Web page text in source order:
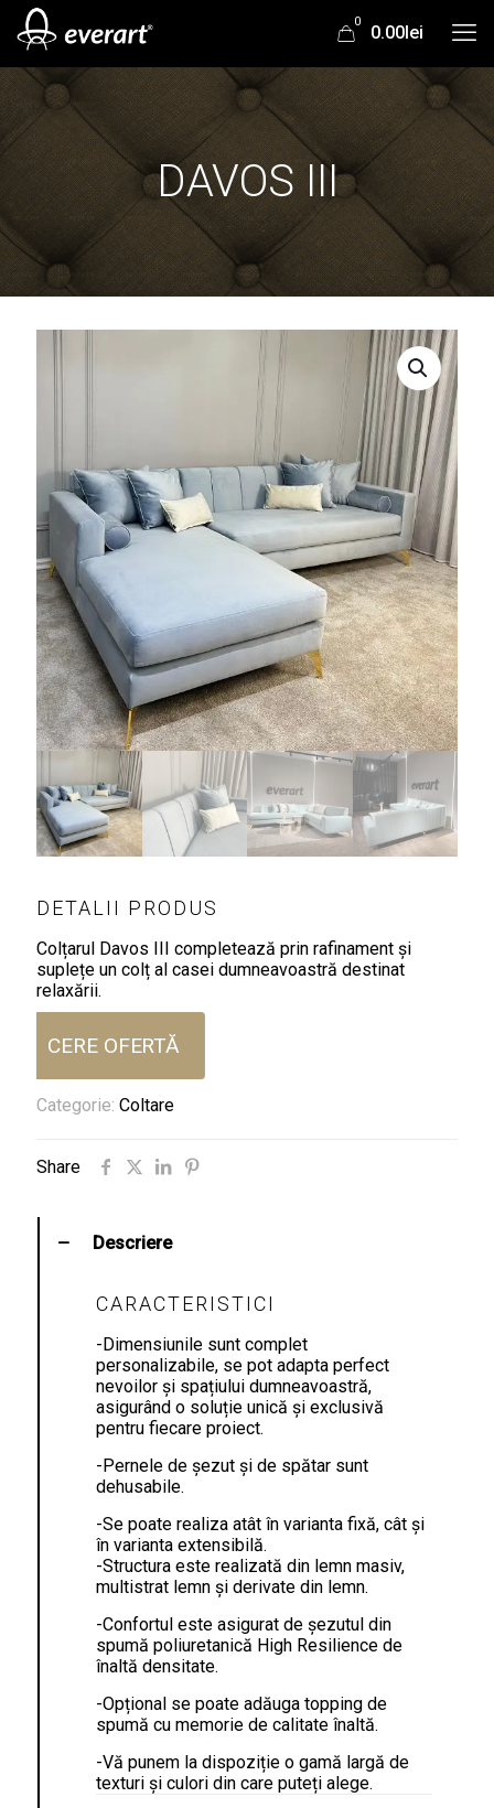
0
0.00lei
DAVOS III
DETALII PRODUS
Colțarul Davos III completează prin rafinament și
suplețe un colț al casei dumneavoastră destinat
relaxării.
CERE OFERTĂ
Categorie: Coltare
Share
Descriere
CARACTERISTICI
-Dimensiunile sunt complet
personalizabile, se pot adapta perfect
nevoilor și spațiului dumneavoastră,
asigurând o soluție unică și exclusivă
pentru fiecare proiect.
-Pernele de șezut și de spătar sunt
dehusabile.
-Se poate realiza atât în varianta fixă, cât și
în varianta extensibilă.
-Structura este realizată din lemn masiv,
multistrat lemn și derivate din lemn.
-Confortul este asigurat de șezutul din
spumă poliuretanică High Resilience de
înaltă densitate.
-Opțional se poate adăuga topping de
spumă cu memorie de calitate înaltă.
-Vă punem la dispoziție o gamă largă de
texturi și culori din care puteți alege.